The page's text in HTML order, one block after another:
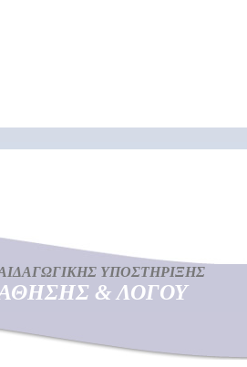
ΥΠΟΣΤΗΡΙΞΗΣ
& ΛΟΓΟΥ